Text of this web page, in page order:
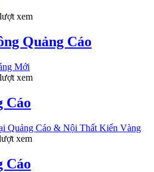
xem
Quảng Cáo
Mới
xem
Cáo
Quảng Cáo & Nội Thất Kiến Vàng
xem
Cáo